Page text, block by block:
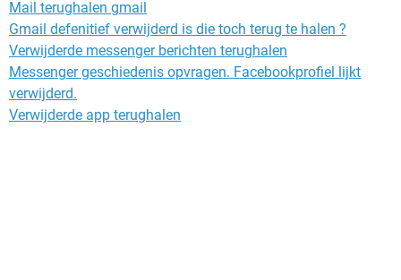
Mail terughalen gmail
Gmail defenitief verwijderd is die toch terug te halen ?
Verwijderde messenger berichten terughalen
Messenger geschiedenis opvragen. Facebookprofiel lijkt
verwijderd.
Verwijderde app terughalen